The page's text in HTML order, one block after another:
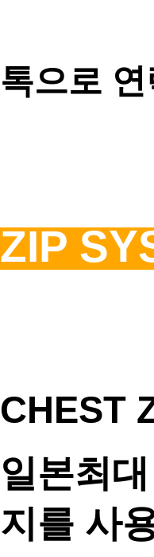
톡으로
ZIP
CHEST
일본최
지를 사